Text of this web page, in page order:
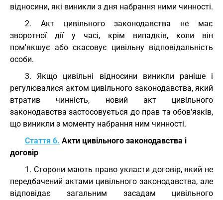
відносини, які виникли з дня набрання ними чинності.
2. Акт цивільного законодавства не має
зворотної дії у часі, крім випадків, коли він
пом'якшує або скасовує цивільну відповідальність
особи.
3. Якщо цивільні відносини виникли раніше і
регулювалися актом цивільного законодавства, який
втратив чинність, новий акт цивільного
законодавства застосовується до прав та обов'язків,
що виникли з моменту набрання ним чинності.
Стаття 6. Акти цивільного законодавства і
договір
1. Сторони мають право укласти договір, який не
передбачений актами цивільного законодавства, але
відповідає загальним засадам цивільного